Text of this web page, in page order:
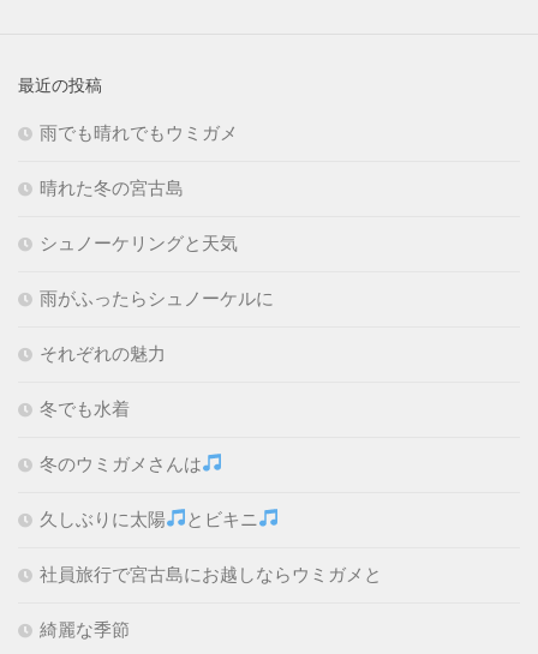
最近の投稿
雨でも晴れでもウミガメ
晴れた冬の宮古島
シュノーケリングと天気
雨がふったらシュノーケルに
それぞれの魅力
冬でも水着
冬のウミガメさんは
久しぶりに太陽 とビキニ
社員旅行で宮古島にお越しならウミガメと
綺麗な季節